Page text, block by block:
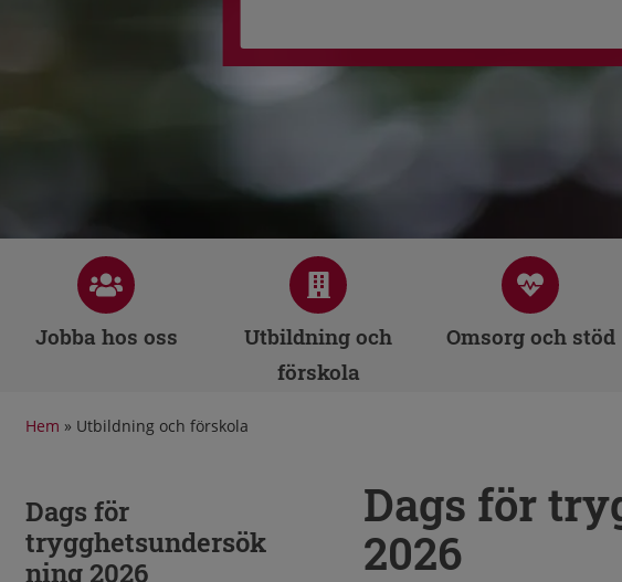
Jobba hos oss
Utbildning och
förskola
Omsorg och stöd
Hem » Utbildning och förskola
Dags för
trygghetsundersök
ning 2026
Dags för
2026